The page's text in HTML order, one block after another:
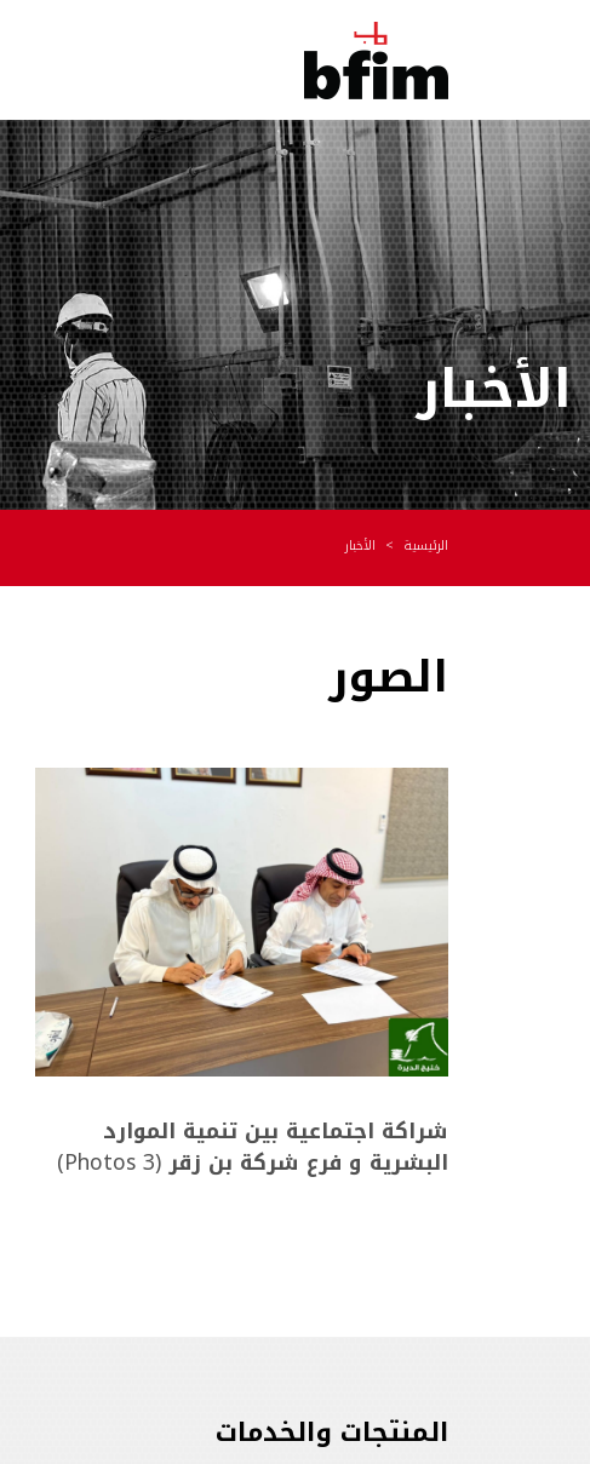
الأخبار
الرئيسية الأخبار
الصور
شراكة اجتماعية بين تنمية الموارد
البشرية و فرع شركة بن زقر(3 Photos)
المنتجات والخدمات